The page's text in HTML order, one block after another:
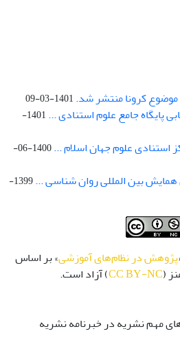
1401-03-09
1401-
1400-06-
بین المللی روان شناسی ...
1399-
پژوهش در نظام‌های آموزشی» بر اساس
(
CC BY-NC) آزاد است.
مهم نشریه در خبرنامه نشریه